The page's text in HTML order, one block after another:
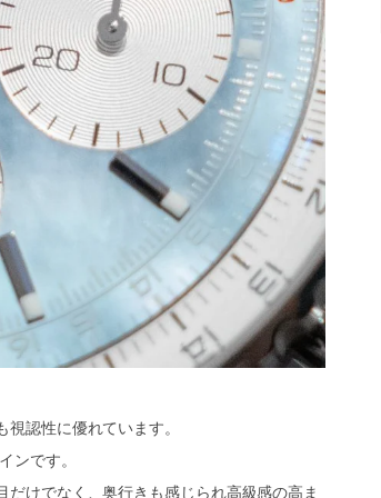
認性に優れています。
ンです。
けでなく、奥行きも感じられ高級感の高ま